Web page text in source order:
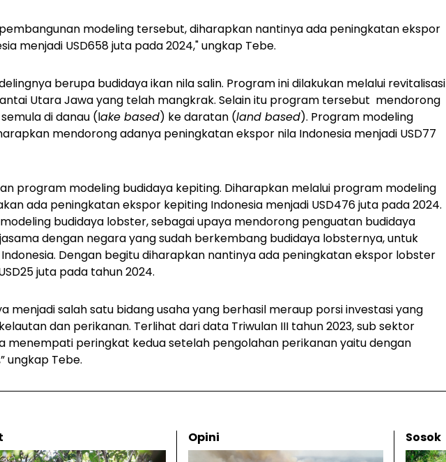
modeling tersebut, diharapkan nantinya ada peningkatan ekspor
menjadi USD658 juta pada 2024," ungkap Tebe.
berupa budidaya ikan nila salin. Program ini dilakukan melalui revitalisasi
Utara Jawa yang telah mangkrak. Selain itu program tersebut mendorong
di danau (lake based) ke daratan (land based). Program modeling
mendorong adanya peningkatan ekspor nila Indonesia menjadi USD77
program modeling budidaya kepiting. Diharapkan melalui program modeling
ada peningkatan ekspor kepiting Indonesia menjadi USD476 juta pada 2024.
budidaya lobster, sebagai upaya mendorong penguatan budidaya
dengan negara yang sudah berkembang budidaya lobsternya, untuk
Dengan begitu diharapkan nantinya ada peningkatan ekspor lobster
juta pada tahun 2024.
menjadi salah satu bidang usaha yang berhasil meraup porsi investasi yang
dan perikanan. Terlihat dari data Triwulan III tahun 2023, sub sektor
menempati peringkat kedua setelah pengolahan perikanan yaitu dengan
ungkap Tebe.
Opini Sosok